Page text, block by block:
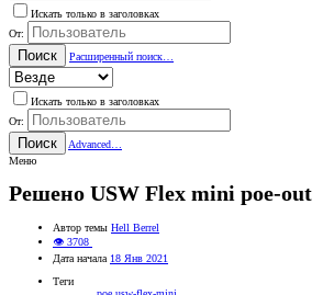
Искать только в заголовках
От:
Поиск Расширенный поиск…
Искать только в заголовках
От:
Поиск
Advanced…
Меню
Решено USW Flex mini poe-out
Автор темы Hell Berrel
👁 3708
Дата начала 18 Янв 2021
Теги